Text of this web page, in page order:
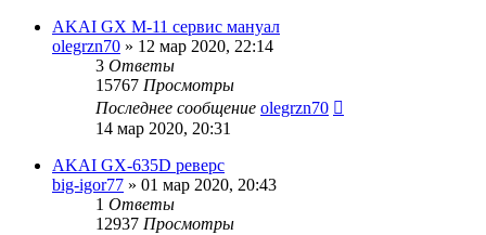
AKAI GX M-11 сервис мануал
olegrzn70 » 12 мар 2020, 22:14
3 Ответы
15767 Просмотры
Последнее сообщение olegrzn70
14 мар 2020, 20:31
AKAI GX-635D реверс
big-igor77 » 01 мар 2020, 20:43
1 Ответы
12937 Просмотры